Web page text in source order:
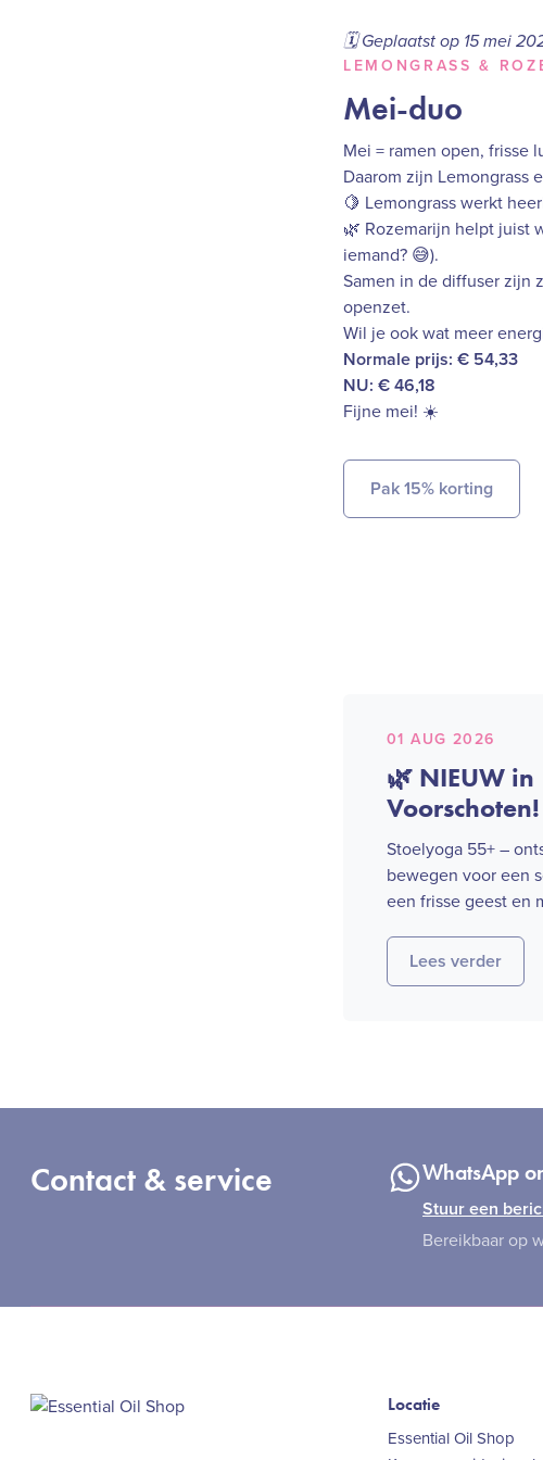
🗓️ Geplaatst op 15 mei
LEMONGRASS &
Mei-duo
Mei = ramen open, frisse
Daarom zijn Lemongrass
🍋 Lemongrass werkt
🌿 Rozemarijn helpt juist
iemand? 😅).
Samen in de diffuser zijn
openzet.
Wil je ook wat meer
Normale prijs: € 54,33
NU: € 46,18
Fijne mei! ☀️
Pak 15% korting
01 AUG 2026
🌿 NIEUW in
Voorschoten!
Stoelyoga 55+ –
bewegen voor een
een frisse geest en
Lees verder
Contact & service WhatsApp
Stuur een
Bereikbaar op
Locatie
Essential Oil Shop